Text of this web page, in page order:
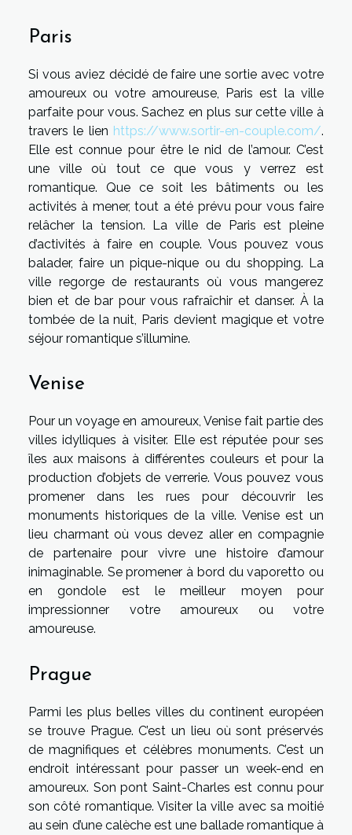
Paris
Si vous aviez décidé de faire une sortie avec votre
amoureux ou votre amoureuse, Paris est la ville
parfaite pour vous. Sachez en plus sur cette ville à
travers le lien https://www.sortir-en-couple.com/.
Elle est connue pour être le nid de l’amour. C’est
une ville où tout ce que vous y verrez est
romantique. Que ce soit les bâtiments ou les
activités à mener, tout a été prévu pour vous faire
relâcher la tension. La ville de Paris est pleine
d’activités à faire en couple. Vous pouvez vous
balader, faire un pique-nique ou du shopping. La
ville regorge de restaurants où vous mangerez
bien et de bar pour vous rafraîchir et danser. À la
tombée de la nuit, Paris devient magique et votre
séjour romantique s’illumine.
Venise
Pour un voyage en amoureux, Venise fait partie des
villes idylliques à visiter. Elle est réputée pour ses
îles aux maisons à différentes couleurs et pour la
production d’objets de verrerie. Vous pouvez vous
promener dans les rues pour découvrir les
monuments historiques de la ville. Venise est un
lieu charmant où vous devez aller en compagnie
de partenaire pour vivre une histoire d’amour
inimaginable. Se promener à bord du vaporetto ou
en gondole est le meilleur moyen pour
impressionner votre amoureux ou votre
amoureuse.
Prague
Parmi les plus belles villes du continent européen
se trouve Prague. C’est un lieu où sont préservés
de magnifiques et célèbres monuments. C’est un
endroit intéressant pour passer un week-end en
amoureux. Son pont Saint-Charles est connu pour
son côté romantique. Visiter la ville avec sa moitié
au sein d’une calèche est une ballade romantique à